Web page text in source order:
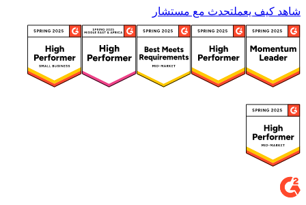
شاهد كيف يعملتحدث مع مستشار